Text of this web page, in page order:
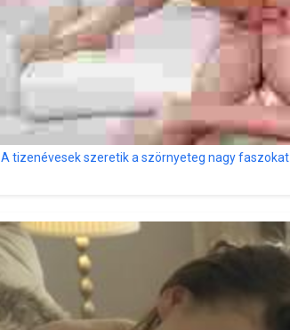
A tizenévesek szeretik a szörnyeteg nagy faszokat